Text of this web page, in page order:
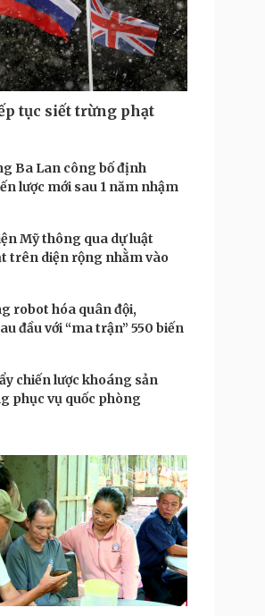
tục siết trừng phạt
Ba Lan công bố định
lược mới sau 1 năm nhậm
Mỹ thông qua dự luật
trên diện rộng nhằm vào
robot hóa quân đội,
đầu với “ma trận” 550 biến
chiến lược khoáng sản
phục vụ quốc phòng